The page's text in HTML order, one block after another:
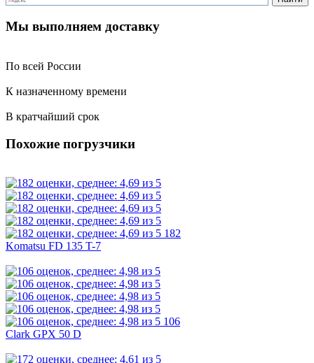
Мы выполняем доставку
По всей России
К назначенному времени
В кратчайший срок
Похожие погрузчики
182
Komatsu FD 135 T-7
106
Clark GPX 50 D